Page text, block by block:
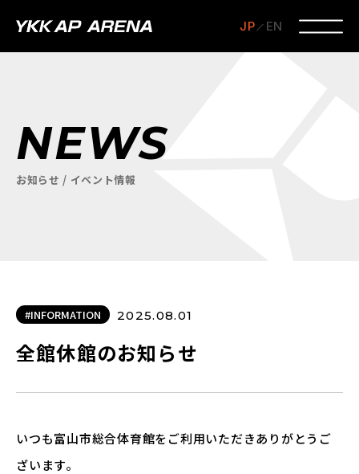
JP EN
NEWS
お知らせ / イベント情報
#INFORMATION 2025.08.01
全館休館のお知らせ
いつも富山市総合体育館をご利用いただきありがとうご
ざいます。